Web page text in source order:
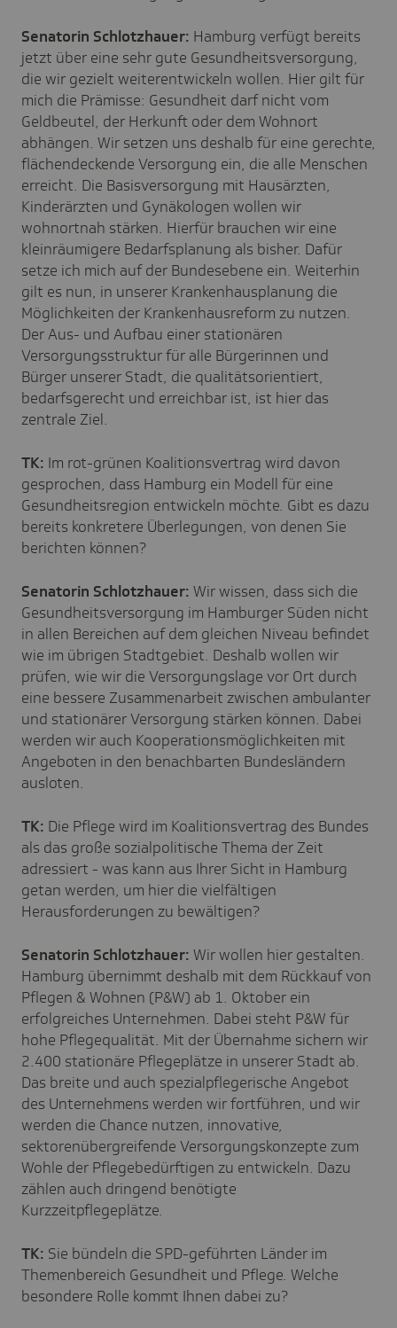
Senatorin Schlotzhauer: Hamburg verfügt bereits
jetzt über eine sehr gute Gesundheitsversorgung,
die wir gezielt weiterentwickeln wollen. Hier gilt für
mich die Prämisse: Gesundheit darf nicht vom
Geldbeutel, der Herkunft oder dem Wohnort
abhängen. Wir setzen uns deshalb für eine gerechte,
flächendeckende Versorgung ein, die alle Menschen
erreicht. Die Basisversorgung mit Hausärzten,
Kinderärzten und Gynäkologen wollen wir
wohnortnah stärken. Hierfür brauchen wir eine
kleinräumigere Bedarfsplanung als bisher. Dafür
setze ich mich auf der Bundesebene ein. Weiterhin
gilt es nun, in unserer Krankenhausplanung die
Möglichkeiten der Krankenhausreform zu nutzen.
Der Aus- und Aufbau einer stationären
Versorgungsstruktur für alle Bürgerinnen und
Bürger unserer Stadt, die qualitätsorientiert,
bedarfsgerecht und erreichbar ist, ist hier das
zentrale Ziel.
TK: Im rot-grünen Koalitionsvertrag wird davon
gesprochen, dass Hamburg ein Modell für eine
Gesundheitsregion entwickeln möchte. Gibt es dazu
bereits konkretere Überlegungen, von denen Sie
berichten können?
Senatorin Schlotzhauer: Wir wissen, dass sich die
Gesundheitsversorgung im Hamburger Süden nicht
in allen Bereichen auf dem gleichen Niveau befindet
wie im übrigen Stadtgebiet. Deshalb wollen wir
prüfen, wie wir die Versorgungslage vor Ort durch
eine bessere Zusammenarbeit zwischen ambulanter
und stationärer Versorgung stärken können. Dabei
werden wir auch Kooperationsmöglichkeiten mit
Angeboten in den benachbarten Bundesländern
ausloten.
TK: Die Pflege wird im Koalitionsvertrag des Bundes
als das große sozialpolitische Thema der Zeit
adressiert - was kann aus Ihrer Sicht in Hamburg
getan werden, um hier die vielfältigen
Herausforderungen zu bewältigen?
Senatorin Schlotzhauer: Wir wollen hier gestalten.
Hamburg übernimmt deshalb mit dem Rückkauf von
Pflegen & Wohnen (P&W) ab 1. Oktober ein
erfolgreiches Unternehmen. Dabei steht P&W für
hohe Pflegequalität. Mit der Übernahme sichern wir
2.400 stationäre Pflegeplätze in unserer Stadt ab.
Das breite und auch spezialpflegerische Angebot
des Unternehmens werden wir fortführen, und wir
werden die Chance nutzen, innovative,
sektorenübergreifende Versorgungskonzepte zum
Wohle der Pflegebedürftigen zu entwickeln. Dazu
zählen auch dringend benötigte
Kurzzeitpflegeplätze.
TK: Sie bündeln die SPD-geführten Länder im
Themenbereich Gesundheit und Pflege. Welche
besondere Rolle kommt Ihnen dabei zu?